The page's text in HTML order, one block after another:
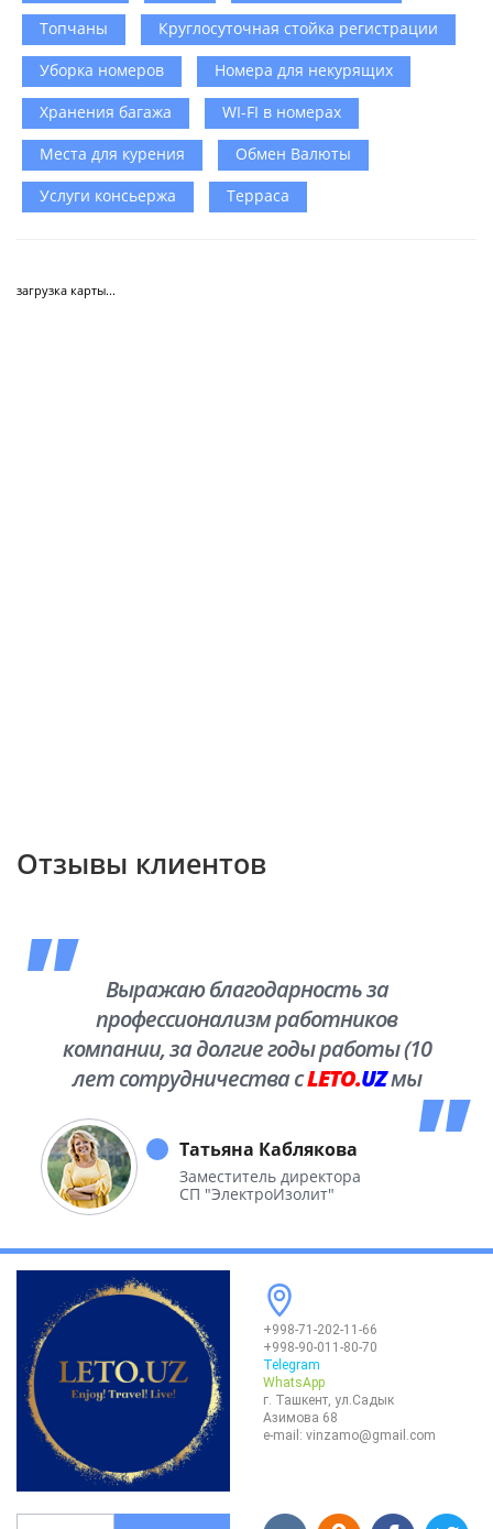
Топчаны
Круглосуточная стойка регистрации
Уборка номеров
Номера для некурящих
Хранения багажа
WI-FI в номерах
Места для курения
Обмен Валюты
Услуги консьержа
Терраса
загрузка карты...
Отзывы клиентов
Выражаю благодарность за
профессионализм работников
компании, за долгие годы работы (10
лет сотрудничества сLETO.UZмы
необъятной Родины.
Татьяна Каблякова
Заместитель директора
СП "ЭлектроИзолит"
+998-71-202-11-66
+998-90-011-80-70
Telegram
WhatsApp
г. Ташкент, ул.Садык
Азимова 68
e-mail: vinzamo@gmail.com